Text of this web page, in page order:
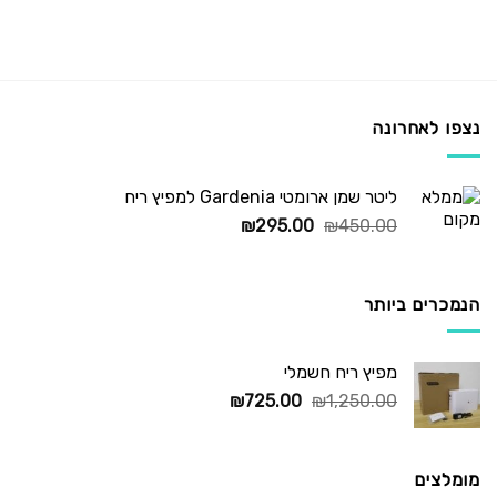
נצפו לאחרונה
ליטר שמן ארומטי Gardenia למפיץ ריח
₪450.00
המחיר
₪295.00
המחיר
הנמכרים ביותר
מפיץ ריח חשמלי
₪1,250.00
המחיר
₪725.00
המחיר
מומלצים